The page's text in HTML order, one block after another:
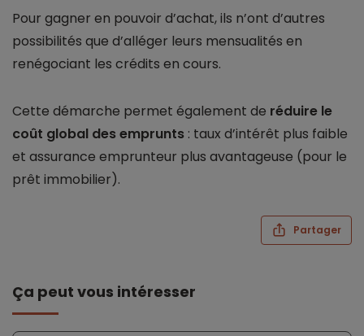
Pour gagner en pouvoir d’achat, ils n’ont d’autres
possibilités que d’alléger leurs mensualités en
renégociant les crédits en cours.
Cette démarche permet également de réduire le
coût global des emprunts : taux d’intérêt plus faible
et assurance emprunteur plus avantageuse (pour le
prêt immobilier).
Partager
Ça peut vous intéresser